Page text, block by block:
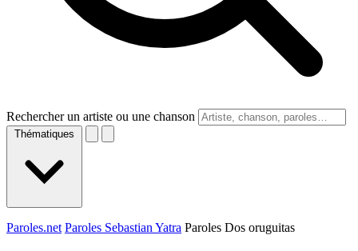
Rechercher un artiste ou une chanson
Thématiques
Paroles.net Paroles Sebastian Yatra Paroles Dos oruguitas